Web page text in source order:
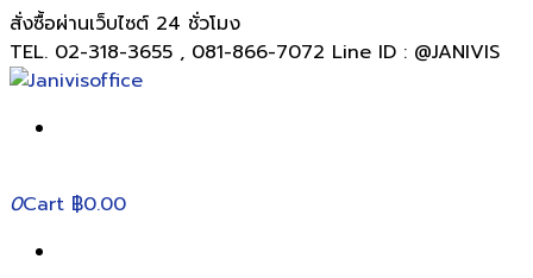
สั่งซื้อผ่านเว็บไซต์ 24 ชั่วโมง
TEL. 02-318-3655 , 081-866-7072 Line ID : @JANIVIS
0Cart ฿0.00